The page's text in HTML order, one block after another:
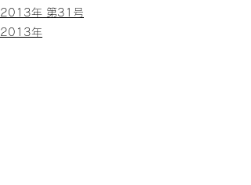
2013年 第31号
2013年